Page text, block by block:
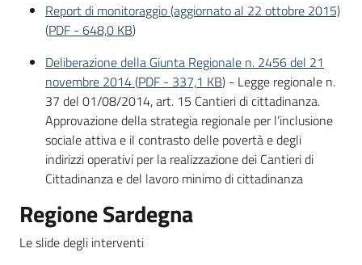
Report di monitoraggio (aggiornato al 22 ottobre 2015)
(PDF - 648,0 KB)
Deliberazione della Giunta Regionale n. 2456 del 21
novembre 2014(PDF - 337,1 KB) - Legge regionale n.
37 del 01/08/2014, art. 15 Cantieri di cittadinanza.
Approvazione della strategia regionale per l’inclusione
sociale attiva e il contrasto delle povertà e degli
indirizzi operativi per la realizzazione dei Cantieri di
Cittadinanza e del lavoro minimo di cittadinanza
Regione Sardegna
Le slide degli interventi